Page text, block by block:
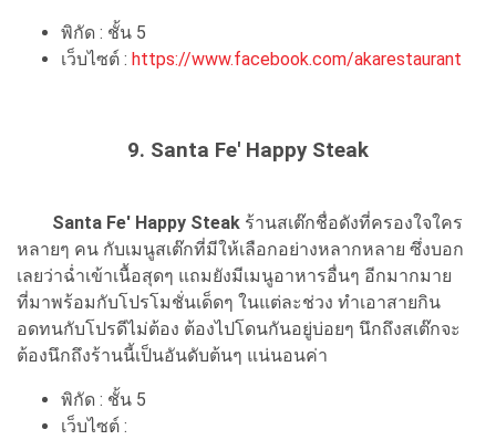
พิกัด : ชั้น 5
เว็บไซต์ : https://www.facebook.com/akarestaurant
9. Santa Fe' Happy Steak
Santa Fe' Happy Steak ร้านสเต๊กชื่อดังที่ครองใจใคร
หลายๆ คน กับเมนูสเต๊กที่มีให้เลือกอย่างหลากหลาย ซึ่งบอก
เลยว่าฉ่ำเข้าเนื้อสุดๆ แถมยังมีเมนูอาหารอื่นๆ อีกมากมาย
ที่มาพร้อมกับโปรโมชั่นเด็ดๆ ในแต่ละช่วง ทำเอาสายกิน
อดทนกับโปรดีไม่ต้อง ต้องไปโดนกันอยู่บ่อยๆ นึกถึงสเต๊กจะ
ต้องนึกถึงร้านนี้เป็นอันดับต้นๆ แน่นอนค่า
พิกัด : ชั้น 5
เว็บไซต์ :